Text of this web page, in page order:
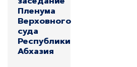
Пленума
Верховного
суда
Республики
Абхазия